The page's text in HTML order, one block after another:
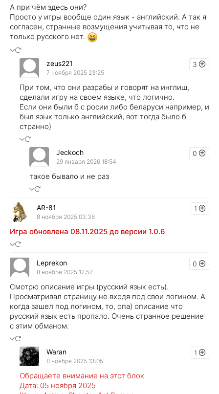
А при чём здесь они?
Просто у игры вообще один язык - английский. А так я
согласен, странные возмущения учитывая то, что не
только русского нет.
3
zeus221
7 ноября 2025 23:25
При том, что они разрабы и говорят на инглиш,
сделали игру на своем языке, что логично.
Если они были б с росии либо беларуси например, и
был язык только английский, вот тогда было б
странно)
0
Jeckoch
29 января 2026 18:54
такое бывало и не раз
1
AR-81
8 ноября 2025 03:38
Игра обновлена 08.11.2025 до версии 1.0.6
0
Leprekon
8 ноября 2025 12:57
Смотрю описание игры (русский язык есть).
Просматривал страницу не входя под свои логином. А
когда зашел под логином, то, опа) описание что
русский язык есть пропало. Очень странное решение
с этим обманом.
1
Waran
8 ноября 2025 13:05
Обращаете внимание на этот блок
Дата: 05 ноября 2025